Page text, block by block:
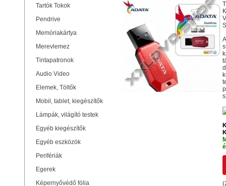
Tartók Tokok
Pendrive
Memóriakártya
Merevlemez
Tintapatronok
Audio Video
Elemek, Töltők
Mobil, tablet, kiegészítők
Lámpák, világító testek
Egyéb kiegészítők
Egyéb eszközök
Perifériák
Egerek
Képernyővédő fólia